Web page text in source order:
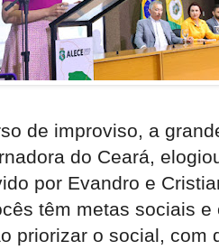
de improviso, a
do Ceará,
por Evandro e
têm metas sociais
priorizar o social, com